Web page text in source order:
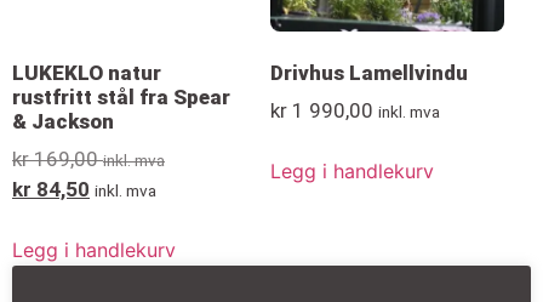
LUKEKLO natur
rustfritt stål fra Spear
& Jackson
kr169,00 inkl. mva
kr 84,50 inkl. mva
Legg i handlekurv
Drivhus Lamellvindu
kr1 990,00 inkl. mva
Legg i handlekurv